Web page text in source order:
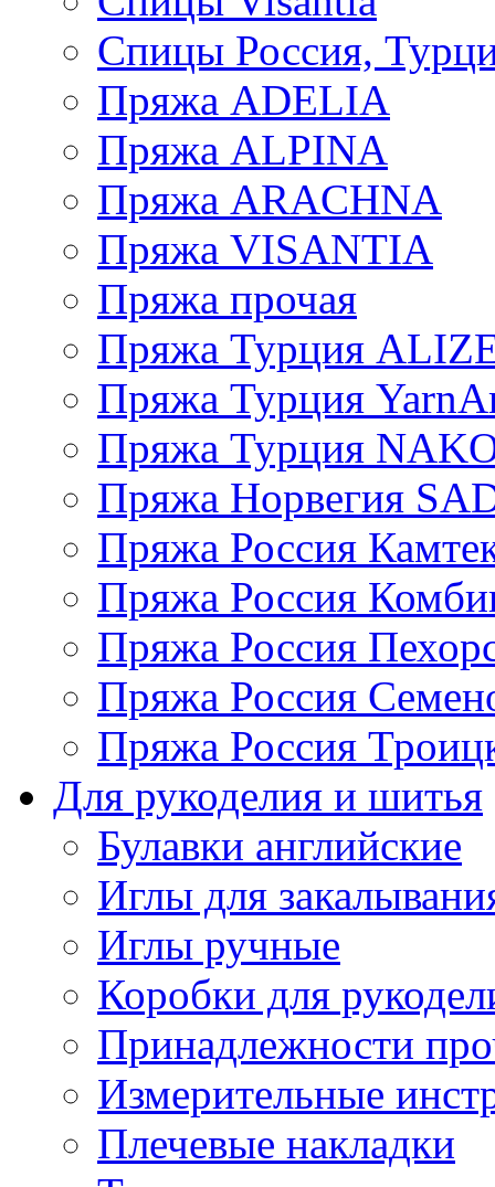
Спицы Россия,
Пряжа ADELIA
Пряжа ALPINA
Пряжа ARACHNA
Пряжа VISANTIA
Пряжа прочая
Пряжа Турция
Пряжа Турция
Пряжа Турция
Пряжа Норвегия
Пряжа Россия
Пряжа Россия
Пряжа Россия
Пряжа Россия
Пряжа Россия
Для рукоделия и шитья
Булавки английские
Иглы для
Иглы ручные
Коробки для
Принадлежности
Измерительные
Плечевые накладки